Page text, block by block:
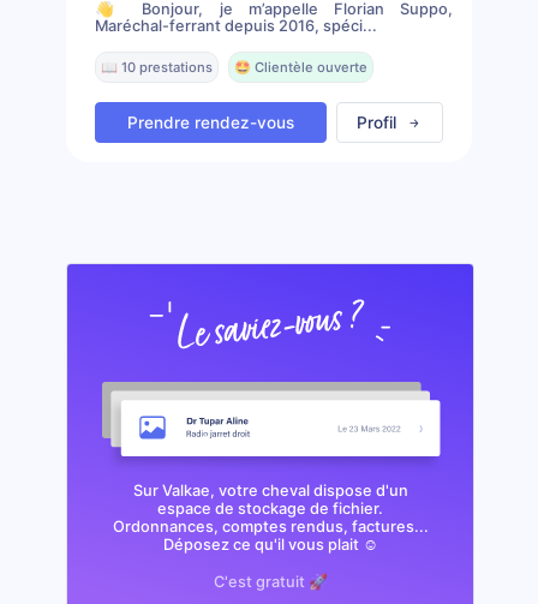
👋 Bonjour, je m’appelle Florian Suppo,
Maréchal-ferrant depuis 2016, spéci...
📖 10 prestations 🤩 Clientèle ouverte
Prendre rendez-vous Profil
Sur Valkae, votre cheval dispose d'un
espace de stockage de fichier.
Ordonnances, comptes rendus, factures...
Déposez ce qu'il vous plait ☺️
C'est gratuit 🚀